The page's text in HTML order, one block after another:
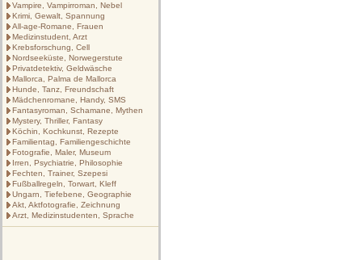
Vampire, Vampirroman, Nebel
Krimi, Gewalt, Spannung
All-age-Romane, Frauen
Medizinstudent, Arzt
Krebsforschung, Cell
Nordseeküste, Norwegerstute
Privatdetektiv, Geldwäsche
Mallorca, Palma de Mallorca
Hunde, Tanz, Freundschaft
Mädchenromane, Handy, SMS
Fantasyroman, Schamane, Mythen
Mystery, Thriller, Fantasy
Köchin, Kochkunst, Rezepte
Familientag, Familiengeschichte
Fotografie, Maler, Museum
Irren, Psychiatrie, Philosophie
Fechten, Trainer, Szepesi
Fußballregeln, Torwart, Kleff
Ungarn, Tiefebene, Geographie
Akt, Aktfotografie, Zeichnung
Arzt, Medizinstudenten, Sprache